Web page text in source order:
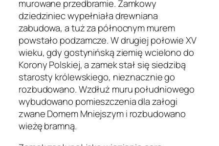
murowane przedbramie. Zamkowy
dziedziniec wypełniała drewniana
zabudowa, a tuż za północnym murem
powstało podzamcze. W drugiej połowie XV
wieku, gdy gostynińską ziemię wcielono do
Korony Polskiej, a zamek stał się siedzibą
starosty królewskiego, nieznacznie go
rozbudowano. Wzdłuż muru południowego
wybudowano pomieszczenia dla załogi
zwane Domem Mniejszym i rozbudowano
wieżę bramną.